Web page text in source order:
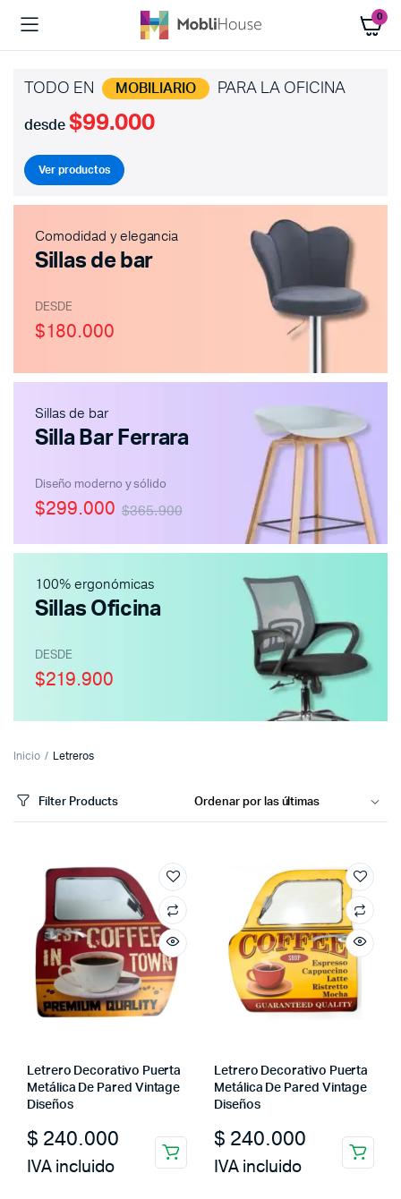
0
TODO EN MOBILIARIO PARA LA OFICINA
desde $99.000
Ver productos
Comodidad y elegancia
Sillas de bar
DESDE
$180.000
Sillas de bar
Silla Bar Ferrara
Diseño moderno y sólido
$365.900
$299.000
100% ergonómicas
Sillas Oficina
DESDE
$219.900
Inicio Letreros
Filter Products
Letrero Decorativo Puerta
Metálica De Pared Vintage
Diseños
$ 240.000
IVA incluido
Letrero Decorativo Puerta
Metálica De Pared Vintage
Diseños
$ 240.000
IVA incluido